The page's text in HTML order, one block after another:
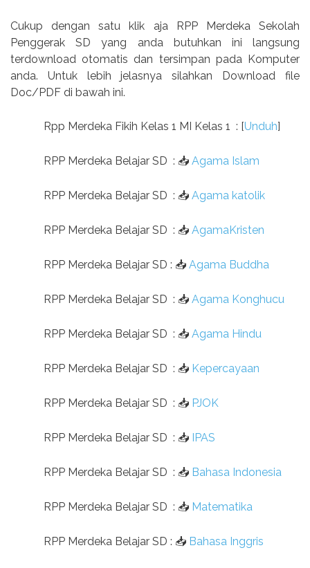
Cukup dengan satu klik aja RPP Merdeka Sekolah
Penggerak SD yang anda butuhkan ini langsung
terdownload otomatis dan tersimpan pada Komputer
anda. Untuk lebih jelasnya silahkan Download file
Doc/PDF di bawah ini.
Rpp Merdeka Fikih Kelas 1 MI Kelas 1 : [Unduh]
RPP Merdeka Belajar SD : 📥 Agama Islam
RPP Merdeka Belajar SD : 📥 Agama katolik
RPP Merdeka Belajar SD : 📥 AgamaKristen
RPP Merdeka Belajar SD : 📥 Agama Buddha
RPP Merdeka Belajar SD : 📥 Agama Konghucu
RPP Merdeka Belajar SD : 📥 Agama Hindu
RPP Merdeka Belajar SD : 📥 Kepercayaan
RPP Merdeka Belajar SD : 📥 PJOK
RPP Merdeka Belajar SD : 📥 IPAS
RPP Merdeka Belajar SD : 📥 Bahasa Indonesia
RPP Merdeka Belajar SD : 📥 Matematika
RPP Merdeka Belajar SD : 📥 Bahasa Inggris